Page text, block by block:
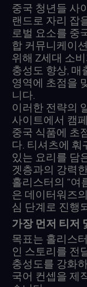
중국 청년들 사
랜드로 자리 잡
로벌 요소를 중
합 커뮤니케이
위해 Z세대 소
충성도 향상, 매
영역에 초점을
니다.
이러한 전략의
사이트에서 캠
중국 식품에 초
다. 티셔츠에 훠
있는 요리를 담
겟층과의 강력
홀리스터의 "여
은 데이터워즈
심 단계로 진행
가장 먼저 티저
목표는 홀리스
인 스토리를 전
충성도를 강화
국어 컨셉을 제